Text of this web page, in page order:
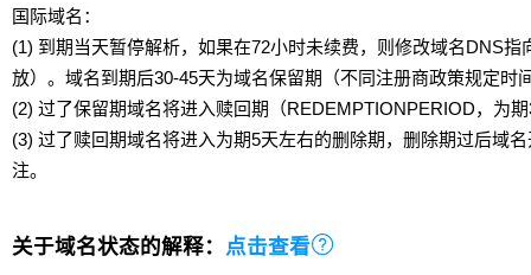
国际域名：
(1) 到期当天暂停解析，如果在72小时未续费，则修改域名DNS指
放）。域名到期后30-45天为域名保留期（不同注册商政策规定时
(2) 过了保留期域名将进入赎回期（REDEMPTIONPERIOD，为
(3) 过了赎回期域名将进入为期5天左右的删除期，删除期过后域
注。
关于域名状态的解释： 点击查看